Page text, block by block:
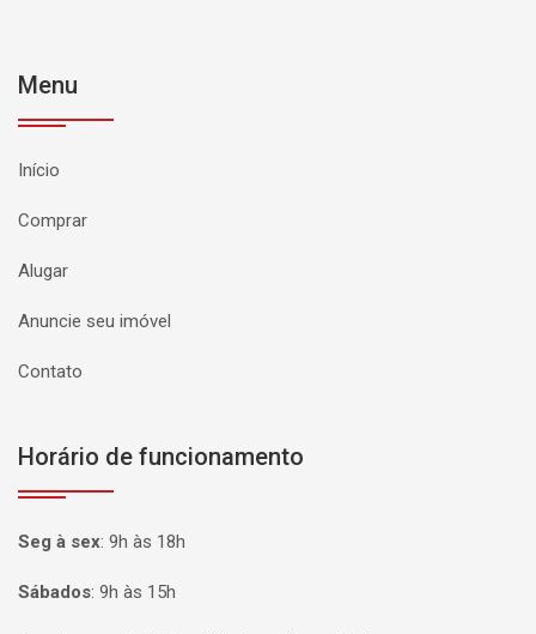
Menu
Início
Comprar
Alugar
Anuncie seu imóvel
Contato
Horário de funcionamento
Seg à sex: 9h às 18h
Sábados: 9h às 15h